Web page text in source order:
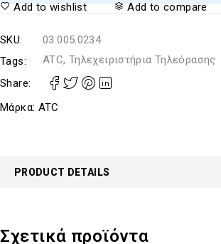
Add to wishlist
Add to compare
SKU:
03.005.0234
Tags:
ATC, Τηλεχειριστήρια Τηλεόρασης
Share:
Μάρκα: ATC
PRODUCT DETAILS
Σχετικά προϊόντα